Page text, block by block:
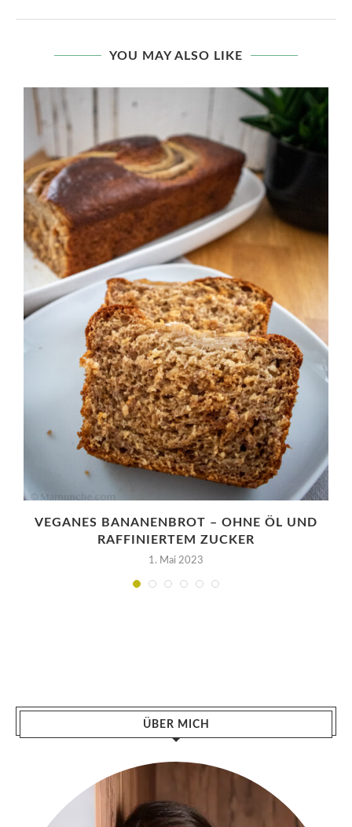
YOU MAY ALSO LIKE
VEGANES BANANENBROT – OHNE ÖL UND
RAFFINIERTEM ZUCKER
1. Mai 2023
ÜBER MICH